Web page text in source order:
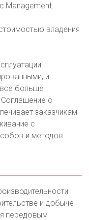
Management.
владения
и
больше
о
заказчикам
с
и методов
и добыче
передовым